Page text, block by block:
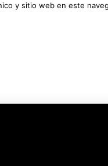
y sitio web en este